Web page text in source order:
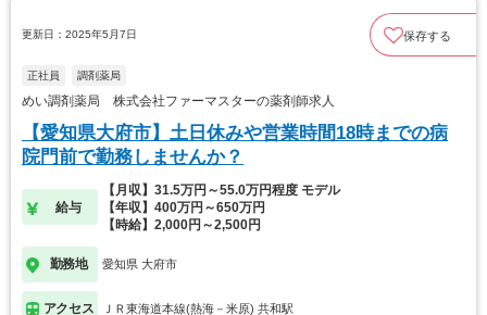
更新日：2025年5月7日 保存する
正社員 調剤薬局
めい調剤薬局 株式会社ファーマスターの薬剤師求人
【愛知県大府市】土日休みや営業時間18時までの病
院門前で勤務しませんか？
給与
【月収】31.5万円～55.0万円程度 モデル
【年収】400万円～650万円
【時給】2,000円～2,500円
勤務地 愛知県 大府市
アクセス ＪＲ東海道本線(熱海－米原) 共和駅